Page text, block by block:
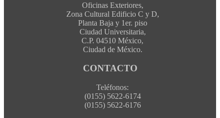
Oficinas Exteriores,
Zona Cultural Edificio C y D,
Planta Baja y 1er. piso
Ciudad Universitaria,
C.P. 04510 México,
Ciudad de México.
CONTACTO
Teléfonos:
(0155) 5622-6174
(0155) 5622-6176